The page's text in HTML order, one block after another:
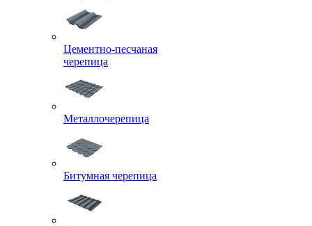
Цементно-песчаная
черепица
Металлочерепица
Битумная черепица